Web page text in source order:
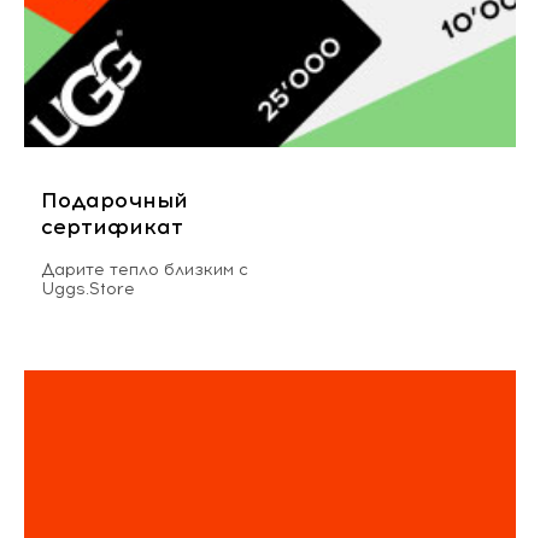
Подарочный
сертификат
Дарите тепло близким с
Uggs.Store